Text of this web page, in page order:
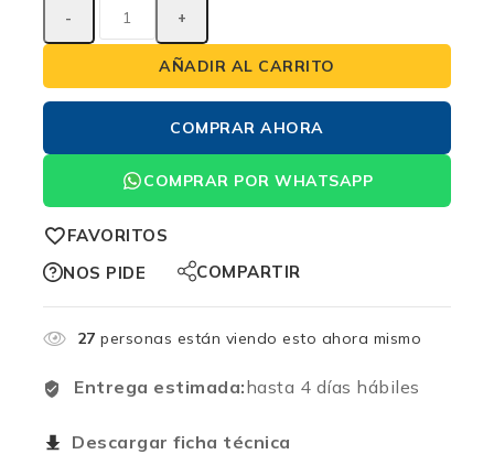
AÑADIR AL CARRITO
COMPRAR AHORA
COMPRAR POR WHATSAPP
FAVORITOS
NOS PIDE
COMPARTIR
27 personas están viendo esto ahora mismo
Entrega estimada:hasta 4 días hábiles
Descargar ficha técnica